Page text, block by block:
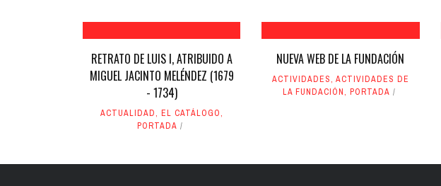
RETRATO DE LUIS I, ATRIBUIDO A
MIGUEL JACINTO MELÉNDEZ (1679
- 1734)
ACTUALIDAD, EL CATÁLOGO,
PORTADA
NUEVA WEB DE LA FUNDACIÓN
ACTIVIDADES, ACTIVIDADES DE
LA FUNDACIÓN, PORTADA